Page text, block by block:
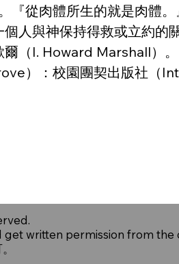
從肉體所生的就是肉體
人與神保持得救或立約的
（I. Howard Marshall）
）：校園團契出版社（
written permission from